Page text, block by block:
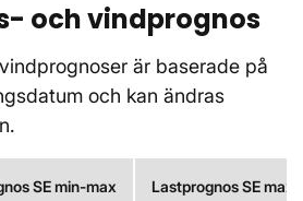
och vindprognos
är baserade på
och kan ändras
SE min-max Lastprognos SE max